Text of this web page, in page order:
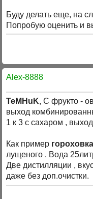
Буду делать еще, на
Попробую оценить и
Alex-8888
TeMHuK, С фрукто -
выход
1 к 3 с сахаром ,
Как пример гороховка
лущеного . Вода
Две дистилляции ,
даже без доп.очистки.